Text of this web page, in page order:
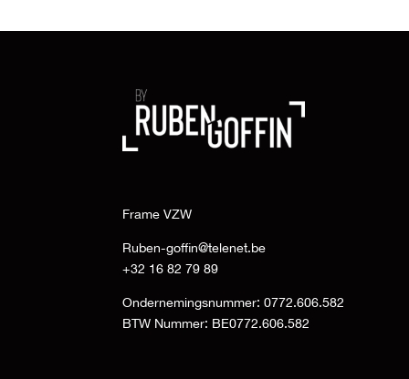
Frame VZW
Ruben-goffin@telenet.be
+32 16 82 79 89
Ondernemingsnummer: 0772.606.582
BTW Nummer: BE0772.606.582